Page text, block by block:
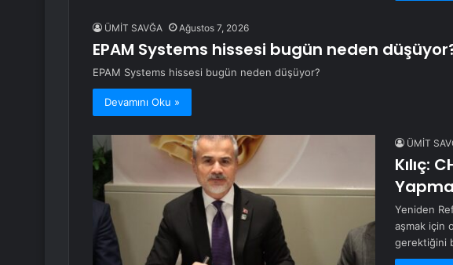
ÜMİT SAVĞA Ağustos 7, 2026
EPAM Systems hissesi bugün neden
EPAM Systems hissesi bugün neden düşüyor?
Devamını Oku »
ÜMİT
Kılıç:
Yeniden
aşmak için
gerektiğini